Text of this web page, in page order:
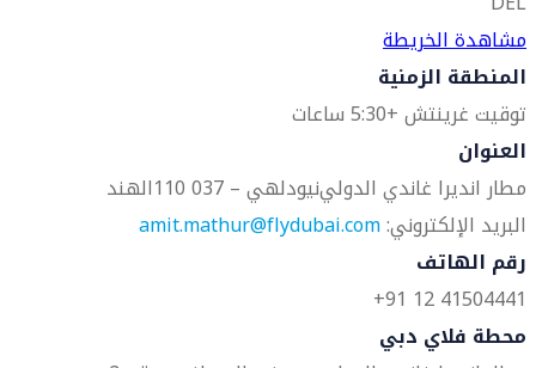
مشاهدة الخريطة
المنطقة الزمنية
توقيت غرينتش +5:30 ساعات
العنوان
مطار انديرا غاندي الدولينيودلهي – 037 110
الهند
البريد الإلكتروني:amit.mathur@flydubai.com
رقم الهاتف
41504441 12 91+
محطة فلاي دبي